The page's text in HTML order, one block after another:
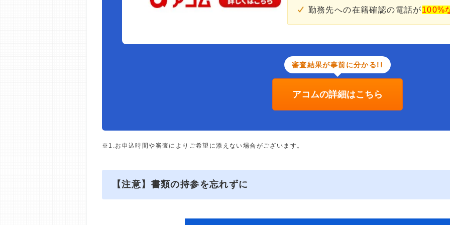
勤務先への在籍確認の電話が100%
審査結果が事前に分かる!!
アコムの詳細はこちら
※1.お申込時間や審査によりご希望に添えない場合がございます。
【注意】書類の持参を忘れずに